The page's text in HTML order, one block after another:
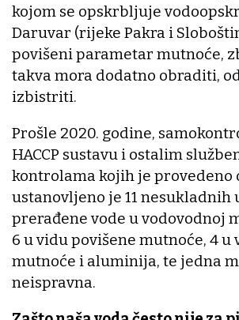
kojom se opskrbljuje
Daruvar (rijeke Pakra i
povišeni parametar mutnoće,
takva mora dodatno obraditi,
izbistriti.
Prošle 2020. godine,
HACCP sustavu i ostalim
kontrolama kojih je provedeno
ustanovljeno je 11 nesukladnih
prerađene vode u vodovodnoj
6 u vidu povišene mutnoće, 4 u
mutnoće i aluminija, te jedna
neispravna.